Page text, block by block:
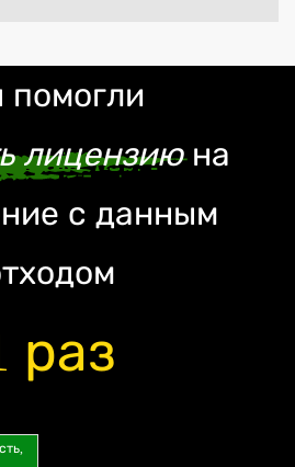
лицензиюна
с данным
раз